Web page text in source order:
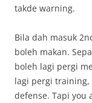
takde warning.
Bila dah masuk
boleh makan.
boleh lagi pergi
lagi pergi training,
defense. Tapi you